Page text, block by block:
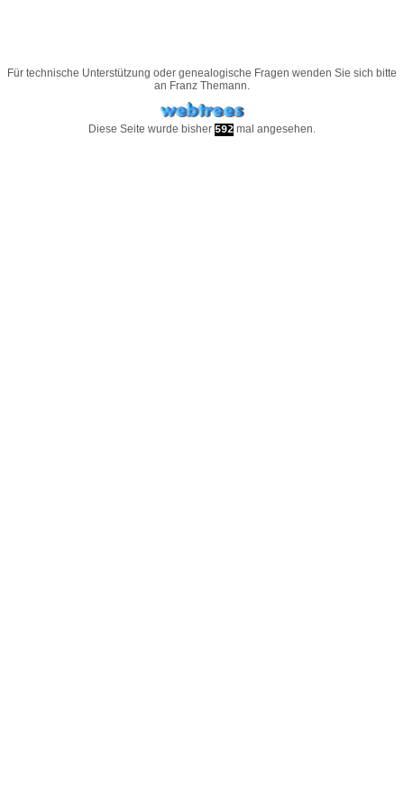
Für technische Unterstützung oder genealogische Fragen wenden Sie sich bitte
an Franz Themann.
Diese Seite wurde bisher 592 mal angesehen.